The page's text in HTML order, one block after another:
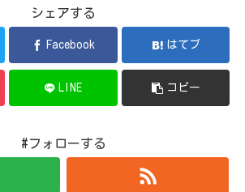
シェアする
Facebook はてブ
LINE コピー
#フォローする